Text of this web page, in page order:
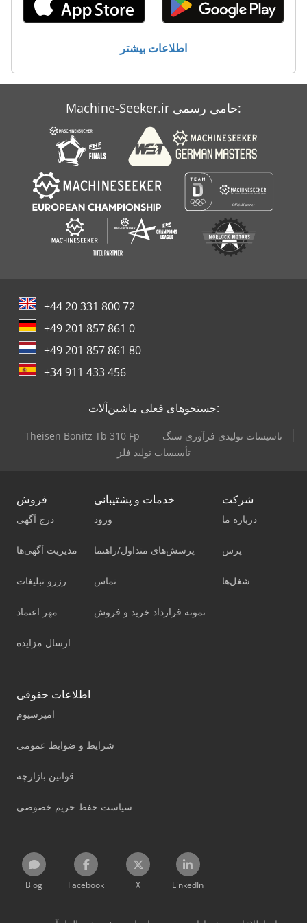
خنک کننده اتاق
اطلاعات بیشتر
Machine-Seeker.ir حامی رسمی:
+44 20 331 800 72
+49 201 857 861 0
+49 201 857 861 80
+34 911 433 456
جستجوهای فعلی ماشین‌آلات:
Theisen Bonitz Tb 310 Fp
تاسیسات تولیدی فرآوری سنگ
تأسیسات تولید فلز
فروش
درج آگهی
مدیریت آگهی‌ها
رزرو تبلیغات
مهر اعتماد
ارسال مزایده
خدمات و پشتیبانی
ورود
پرسش‌های متداول/راهنما
تماس
نمونه قرارداد خرید و فروش
شرکت
درباره ما
پرس
شغل‌ها
اطلاعات حقوقی
امپرسیوم
شرایط و ضوابط عمومی
قوانین بازارچه
سیاست حفظ حریم خصوصی
Blog Facebook X LinkedIn